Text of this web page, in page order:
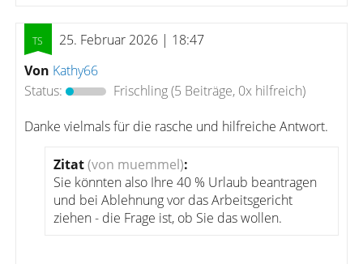
25. Februar 2026 | 18:47
Von Kathy66
Status:
Frischling(5 Beiträge, 0x hilfreich)
Danke vielmals für die rasche und hilfreiche Antwort.
Zitat(von muemmel):
Sie könnten also Ihre 40 % Urlaub beantragen
und bei Ablehnung vor das Arbeitsgericht
ziehen - die Frage ist, ob Sie das wollen.